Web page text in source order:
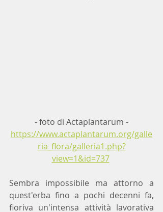
- foto di Actaplantarum -
https://www.actaplantarum.org/galle
ria_flora/galleria1.php?
view=1&id=737
Sembra impossibile ma attorno a
quest'erba fino a pochi decenni fa,
fioriva un'intensa attività lavorativa